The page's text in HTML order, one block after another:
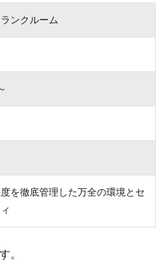
ンクルーム
を徹底管理した万全の環境とセ
。